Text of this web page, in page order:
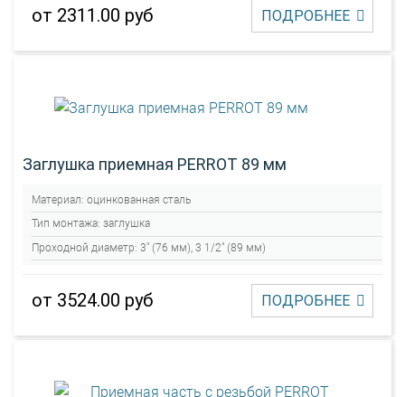
от 2311.00 руб ПОДРОБНЕЕ
Заглушка приемная PERROT 89 мм
Материал: оцинкованная сталь
Тип монтажа: заглушка
Проходной диаметр: 3" (76 мм), 3 1/2" (89 мм)
от 3524.00 руб ПОДРОБНЕЕ